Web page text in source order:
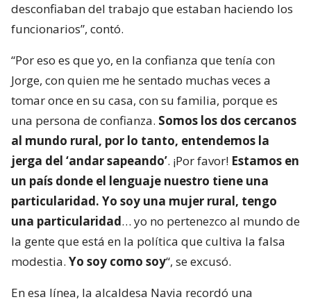
desconfiaban del trabajo que estaban haciendo los
funcionarios”, contó.
“Por eso es que yo, en la confianza que tenía con
Jorge, con quien me he sentado muchas veces a
tomar once en su casa, con su familia, porque es
una persona de confianza. Somos los dos cercanos
al mundo rural, por lo tanto, entendemos la
jerga del ‘andar sapeando’. ¡Por favor! Estamos en
un país donde el lenguaje nuestro tiene una
particularidad. Yo soy una mujer rural, tengo
una particularidad… yo no pertenezco al mundo de
la gente que está en la política que cultiva la falsa
modestia. Yo soy como soy“, se excusó.
En esa línea, la alcaldesa Navia recordó una